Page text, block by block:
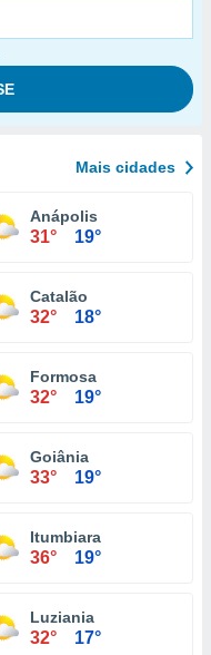
Mais cidades
Anápolis
31° 19°
Catalão
32° 18°
Formosa
32° 19°
Goiânia
33° 19°
Itumbiara
36° 19°
Luziania
32° 17°